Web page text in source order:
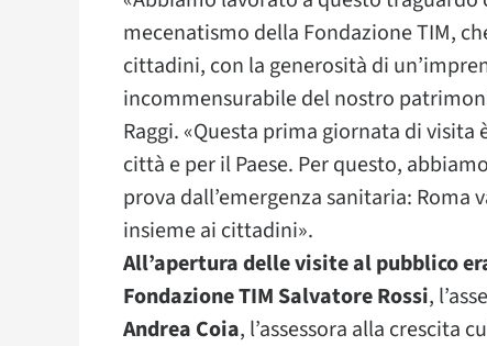
mecenatismo della Fondazione TIM,
cittadini, con la generosità di
incommensurabile del nostro
Raggi. «Questa prima giornata di
città e per il Paese. Per questo,
prova dall’emergenza sanitaria:
insieme ai cittadini».
All’apertura delle visite al pubblico
Fondazione TIM Salvatore Rossi,
Andrea Coia, l’assessora alla crescita